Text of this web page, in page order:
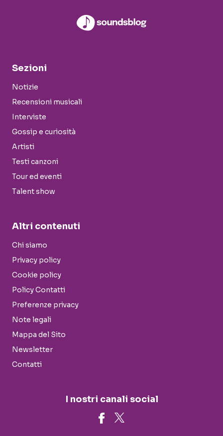
Sezioni
Notizie
Recensioni musicali
Interviste
Gossip e curiosità
Artisti
Testi canzoni
Tour ed eventi
Talent show
Altri contenuti
Chi siamo
Privacy policy
Cookie policy
Policy Contatti
Preferenze privacy
Note legali
Mappa del Sito
Newsletter
Contatti
I nostri canali social